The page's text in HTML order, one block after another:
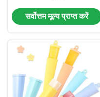
सर्वोत्तम मूल्य प्राप्त करें